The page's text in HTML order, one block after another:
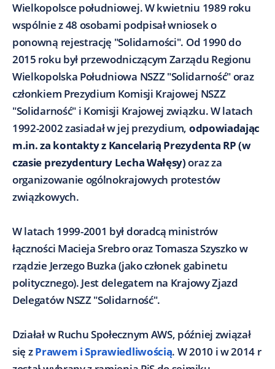
Wielkopolsce południowej. W kwietniu 1989 roku
wspólnie z 48 osobami podpisał wniosek o
ponowną rejestrację "Solidarności". Od 1990 do
2015 roku był przewodniczącym Zarządu Regionu
Wielkopolska Południowa NSZZ "Solidarność" oraz
członkiem Prezydium Komisji Krajowej NSZZ
"Solidarność" i Komisji Krajowej związku. W latach
1992-2002 zasiadał w jej prezydium, odpowiadając
m.in. za kontakty z Kancelarią Prezydenta RP (w
czasie prezydentury Lecha Wałęsy)oraz za
organizowanie ogólnokrajowych protestów
związkowych.
W latach 1999-2001 był doradcą ministrów
łączności Macieja Srebro oraz Tomasza Szyszko w
rządzie Jerzego Buzka (jako członek gabinetu
politycznego). Jest delegatem na Krajowy Zjazd
Delegatów NSZZ "Solidarność".
Działał w Ruchu Społecznym AWS, później związał
się zPrawem i Sprawiedliwością. W 2010 i w 2014 r